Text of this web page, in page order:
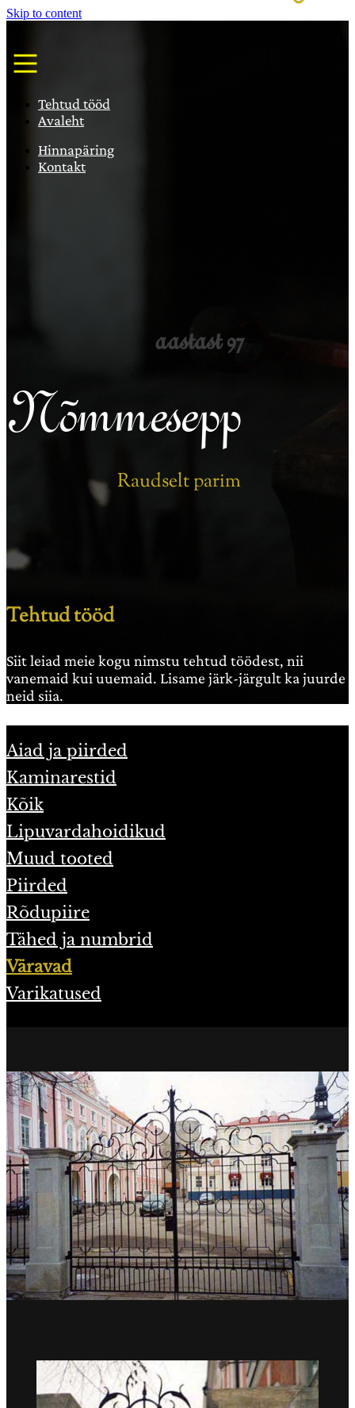
Skip to content
Tehtud tööd
Avaleht
Hinnapäring
Kontakt
aastast 97
Nõmmesepp
Raudselt parim
Tehtud tööd
Siit leiad meie kogu nimstu tehtud töödest, nii
vanemaid kui uuemaid. Lisame järk-järgult ka juurde
neid siia.
Aiad ja piirded
Kaminarestid
Kõik
Lipuvardahoidikud
Muud tooted
Piirded
Rõdupiire
Tähed ja numbrid
Väravad
Varikatused